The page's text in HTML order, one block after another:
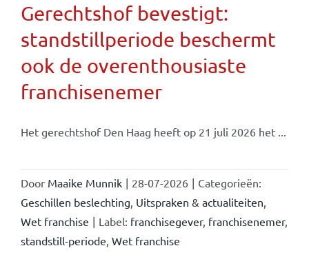
Gerechtshof bevestigt:
standstillperiode beschermt
ook de overenthousiaste
franchisenemer
Het gerechtshof Den Haag heeft op 21 juli 2026 het ...
Door Maaike Munnik | 28-07-2026 | Categorieën:
Geschillen beslechting Uitspraken & actualiteiten
Wet franchise | Label: franchisegever, franchisenemer,
standstill-periode Wet franchise